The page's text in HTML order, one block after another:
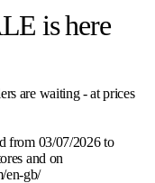
is here
are waiting - at prices
from 03/07/2026 to
and on
en-gb/